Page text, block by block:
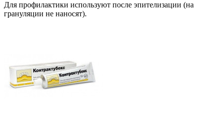
Для профилактики используют после эпителизации (на
грануляции не наносят).